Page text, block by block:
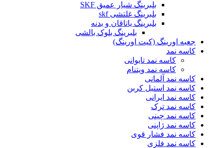
بلبرینگ شیار عمیق SKF
بلبرینگ غلتشی skf
بلبرینگ یاتاقان و بدنه
بلبرینگ بلوک بالشی
جعبه اورینگ (کیت اورینگ)
کاسه نمد
کاسه نمد تایوانی
کاسه نمد ویتنام
کاسه نمد آلمانی
کاسه نمد استیل کربن
کاسه نمد ایرانی
کاسه نمد ترک
کاسه نمد چینی
کاسه نمد ژاپنی
کاسه نمد فشار قوی
کاسه نمد فلزی